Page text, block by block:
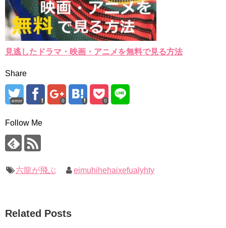
見逃したドラマ・映画・アニメを無料で見る方法
Share
error 0 0
Follow Me
六龍が飛ぶ eimuhihehaixefualyhty
Related Posts